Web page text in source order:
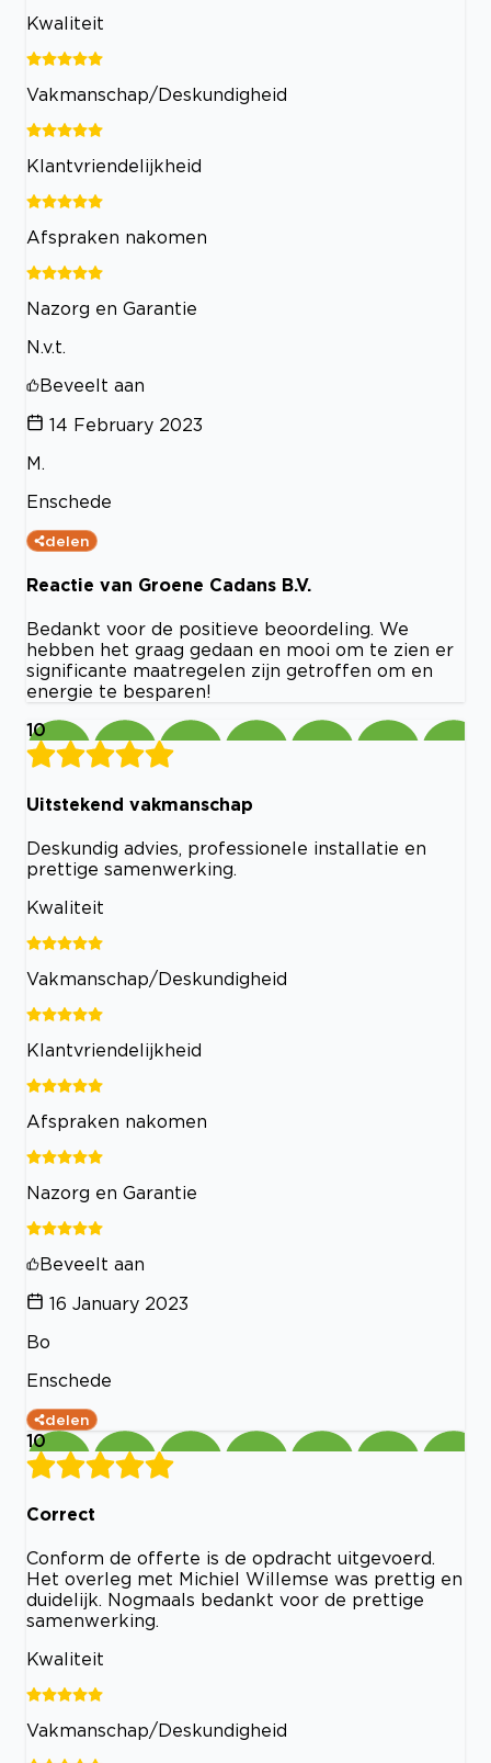
Kwaliteit
Vakmanschap/Deskundigheid
Klantvriendelijkheid
Afspraken nakomen
Nazorg en Garantie
N.v.t.
Beveelt aan
14 February 2023
M.
Enschede
delen
Reactie van Groene Cadans B.V.
Bedankt voor de positieve beoordeling. We
hebben het graag gedaan en mooi om te zien er
significante maatregelen zijn getroffen om en
energie te besparen!
10
Uitstekend vakmanschap
Deskundig advies, professionele installatie en
prettige samenwerking.
Kwaliteit
Vakmanschap/Deskundigheid
Klantvriendelijkheid
Afspraken nakomen
Nazorg en Garantie
Beveelt aan
16 January 2023
Bo
Enschede
delen
10
Correct
Conform de offerte is de opdracht uitgevoerd.
Het overleg met Michiel Willemse was prettig en
duidelijk. Nogmaals bedankt voor de prettige
samenwerking.
Kwaliteit
Vakmanschap/Deskundigheid